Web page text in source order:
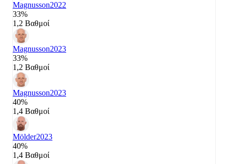
Magnusson2022
33%
1,2 Βαθμοί
Magnusson2023
33%
1,2 Βαθμοί
Magnusson2023
40%
1,4 Βαθμοί
Mölder2023
40%
1,4 Βαθμοί